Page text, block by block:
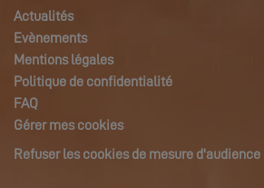
Actualités
Evènements
Mentions légales
Politique de confidentialité
FAQ
Gérer mes cookies
Refuser les cookies de mesure d'audience